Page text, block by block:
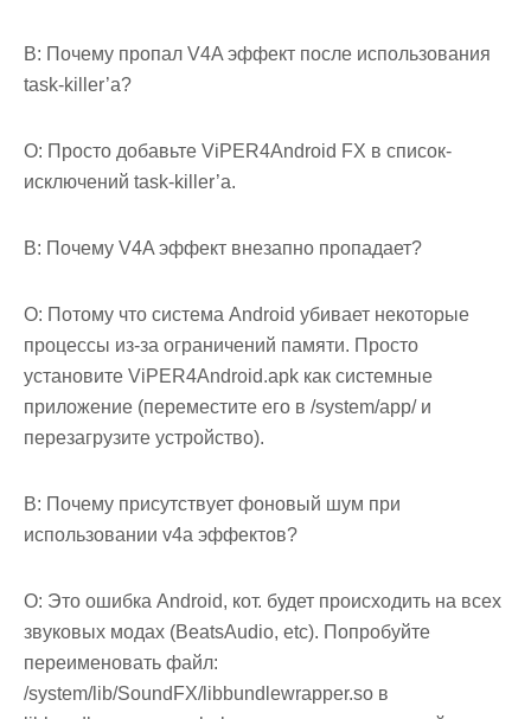
В: Почему пропал V4A эффект после использования
task-killer’а?
О: Просто добавьте ViPER4Android FX в список-
исключений task-killer’а.
В: Почему V4A эффект внезапно пропадает?
О: Потому что система Android убивает некоторые
процессы из-за ограничений памяти. Просто
установите ViPER4Android.apk как системные
приложение (переместите его в /system/app/ и
перезагрузите устройство).
В: Почему присутствует фоновый шум при
использовании v4a эффектов?
О: Это ошибка Android, кот. будет происходить на всех
звуковых модах (BeatsAudio, etc). Попробуйте
переименовать файл:
/system/lib/SoundFX/libbundlewrapper.so в